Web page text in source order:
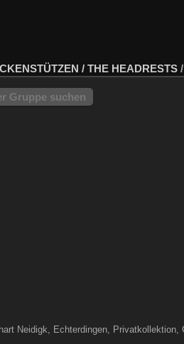
/ THE HEADRESTS /
Gruppe suchen
Neidigk, Echterdingen, Privatkollektion,